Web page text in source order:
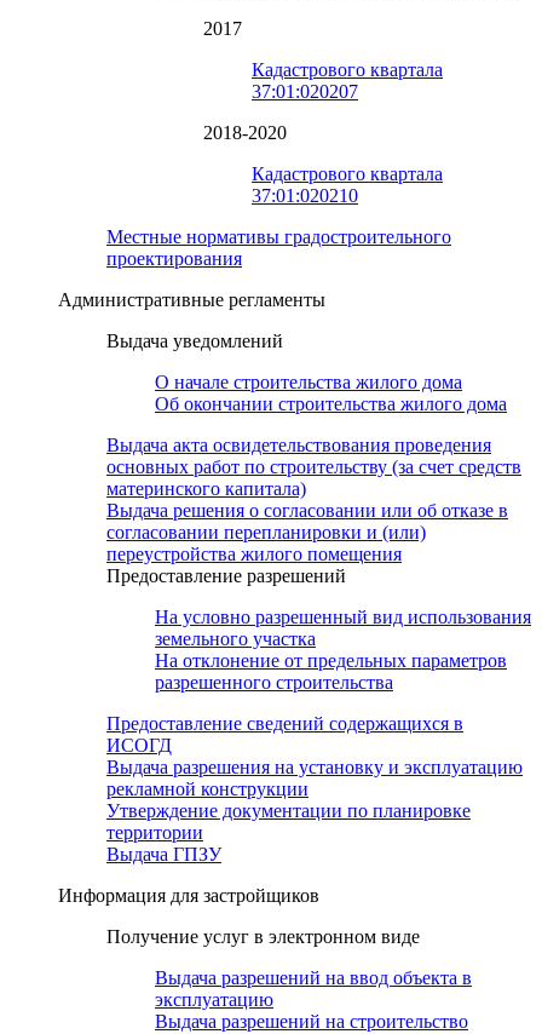
2017
Кадастрового квартала
37:01:020207
2018-2020
Кадастрового квартала
37:01:020210
Местные нормативы градостроительного
проектирования
Административные регламенты
Выдача уведомлений
О начале строительства жилого дома
Об окончании строительства жилого дома
Выдача акта освидетельствования проведения
основных работ по строительству (за счет средств
материнского капитала)
Выдача решения о согласовании или об отказе в
согласовании перепланировки и (или)
переустройства жилого помещения
Предоставление разрешений
На условно разрешенный вид использования
земельного участка
На отклонение от предельных параметров
разрешенного строительства
Предоставление сведений содержащихся в
ИСОГД
Выдача разрешения на установку и эксплуатацию
рекламной конструкции
Утверждение документации по планировке
территории
Выдача ГПЗУ
Информация для застройщиков
Получение услуг в электронном виде
Выдача разрешений на ввод объекта в
эксплуатацию
Выдача разрешений на строительство